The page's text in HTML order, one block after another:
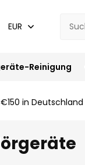
EUR
Reinigung
in Deutschland